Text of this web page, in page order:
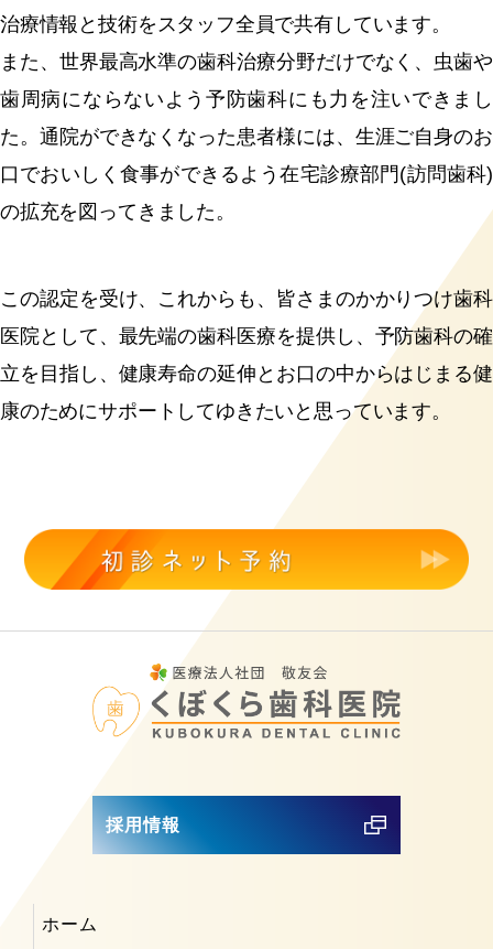
治療情報と技術をスタッフ全員で共有しています。
また、世界最高水準の歯科治療分野だけでなく、虫歯や
歯周病にならないよう予防歯科にも力を注いできまし
た。通院ができなくなった患者様には、生涯ご自身のお
口でおいしく食事ができるよう在宅診療部門(訪問歯科)
の拡充を図ってきました。
この認定を受け、これからも、皆さまのかかりつけ歯科
医院として、最先端の歯科医療を提供し、予防歯科の確
立を目指し、健康寿命の延伸とお口の中からはじまる健
康のためにサポートしてゆきたいと思っています。
採用情報
ホーム